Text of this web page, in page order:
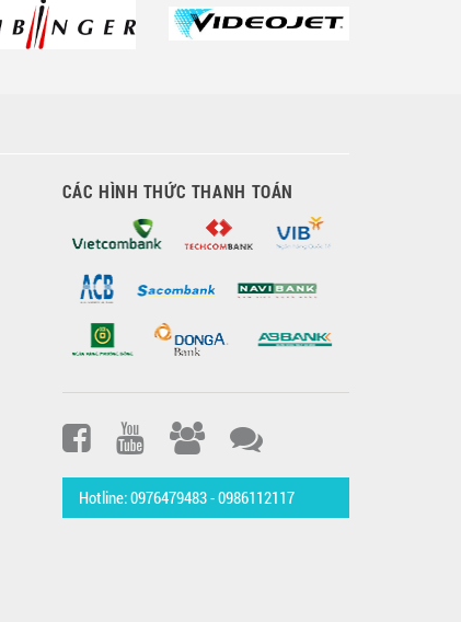
CÁC HÌNH THỨC THANH TOÁN
Hotline: 0976479483 - 0986112117